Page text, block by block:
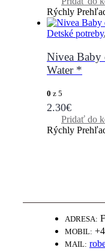
Rýchly
Detské potreby,
Nivea Baby
Water *
0 z 5
2.30€
Pridať do
Rýchly
ADRESA:
MOBIL:
MAIL: